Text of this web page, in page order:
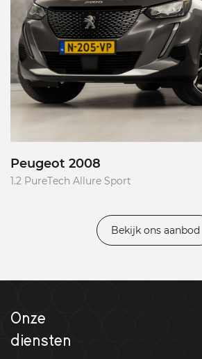
Peugeot 2008
1.2 PureTech Allure Sport
Bekijk ons aanbod
Onze
diensten